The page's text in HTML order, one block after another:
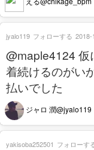
@maple4124 仮
着続けるのがい
払いでした
ジャロ 潤@jyalo119
jyalo119 フォローする 2018-
yakisoba252501 フォローす